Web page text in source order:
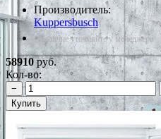
Производитель:
Kuppersbusch
*Наличие уточняйте у менеджера
58910руб.
Кол-во:
−
Купить